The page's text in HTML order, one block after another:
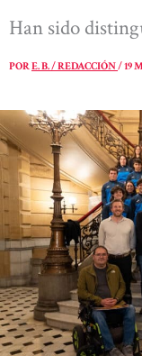
Han sido
PORE. B. / REDACCIÓN/19